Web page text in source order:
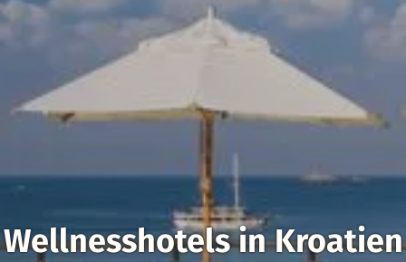
Wellnesshotels in Kroatien